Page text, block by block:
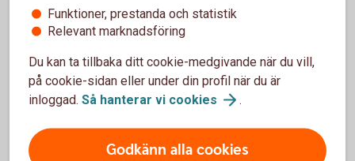
tidsfristen tre år.
3. Ändrade regler för räntan på
skogskonto och skogsskadekonto
kallad källskatt, på räntan på skogskonton och
skogsskadekonton. Från och med första april i år ändrades
Funktioner, prestanda och statistik
Relevant marknadsföring
Du kan ta tillbaka ditt cookie-medgivande när du vill,
på cookie-sidan eller under din profil när du är
inloggad. Så hanterar vi cookies .
Godkänn alla cookies